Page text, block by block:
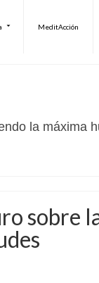
MeditAcción
la máxima
sobre